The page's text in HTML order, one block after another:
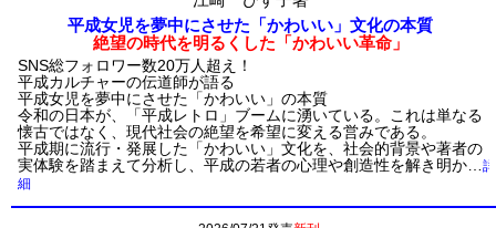
平成女児を夢中にさせた「かわいい」文化の本質
絶望の時代を明るくした「かわいい革命」
SNS総フォロワー数20万人超え！
平成カルチャーの伝道師が語る
平成女児を夢中にさせた「かわいい」の本質
令和の日本が、「平成レトロ」ブームに湧いている。これは単なる
懐古ではなく、現代社会の絶望を希望に変える営みである。
平成期に流行・発展した「かわいい」文化を、社会的背景や著者の
実体験を踏まえて分析し、平成の若者の心理や創造性を解き明か…詳
細